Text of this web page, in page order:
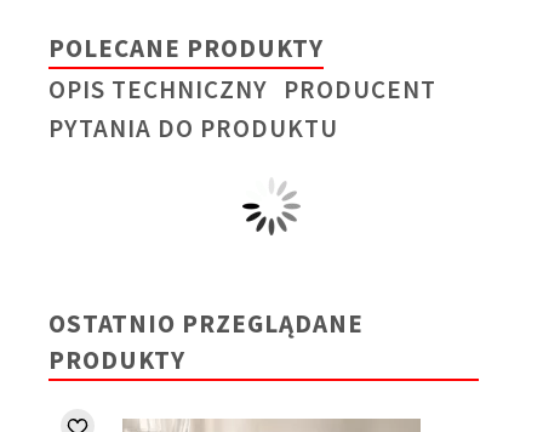
POLECANE PRODUKTY
OPIS TECHNICZNY PRODUCENT
PYTANIA DO PRODUKTU
OSTATNIO PRZEGLĄDANE
PRODUKTY